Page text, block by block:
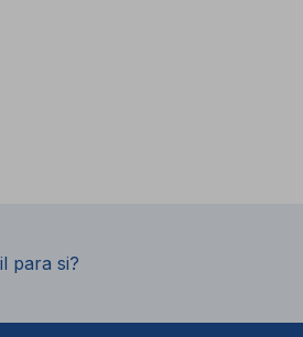
para si?